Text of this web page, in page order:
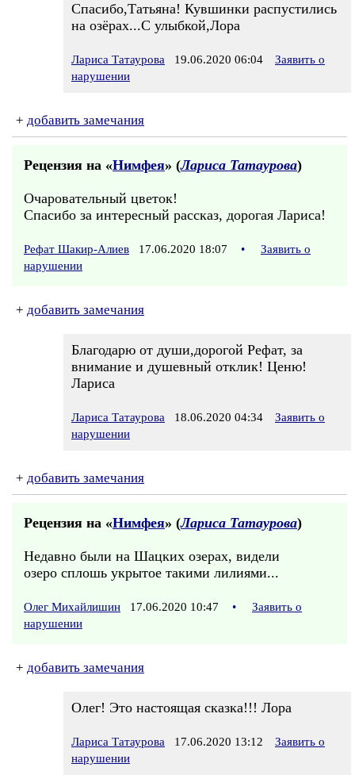
Спасибо,Татьяна! Кувшинки распустились
на озёрах...С улыбкой,Лора
Лариса Татаурова 19.06.2020 06:04
Заявить о
нарушении
+ добавить замечания
Рецензия на «Нимфея» (Лариса Татаурова)
Очаровательный цветок!
Спасибо за интересный рассказ, дорогая Лариса!
Рефат Шакир-Алиев 17.06.2020 18:07 •
Заявить о
нарушении
+ добавить замечания
Благодарю от души,дорогой Рефат, за
внимание и душевный отклик! Ценю!
Лариса
Лариса Татаурова 18.06.2020 04:34
Заявить о
нарушении
+ добавить замечания
Рецензия на «Нимфея» (Лариса Татаурова)
Недавно были на Шацких озерах, видели
озеро сплошь укрытое такими лилиями...
Олег Михайлишин 17.06.2020 10:47 •
Заявить о
нарушении
+ добавить замечания
Олег! Это настоящая сказка!!! Лора
Лариса Татаурова 17.06.2020 13:12
Заявить о
нарушении